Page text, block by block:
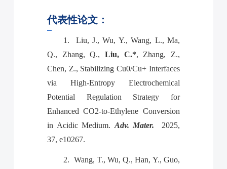
代表性论文：
1.
Liu, J., Wu, Y., Wang, L., Ma,
Q., Zhang, Q., Liu, C.*, Zhang, Z.,
Chen, Z., Stabilizing Cu0/Cu+ Interfaces
via High‐Entropy Electrochemical
Potential Regulation Strategy for
Enhanced CO2‐to‐Ethylene Conversion
in Acidic Medium.Adv. Mater. 2025,
37, e10267.
2. Wang, T., Wu, Q., Han, Y., Guo,